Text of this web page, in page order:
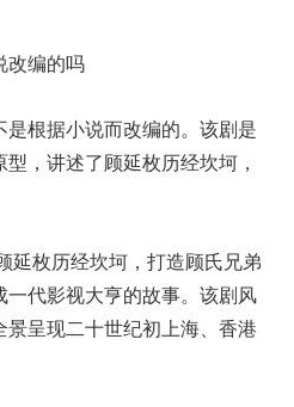
改编的吗
是根据小说而改编的。该剧是
，讲述了顾延枚历经坎坷，
延枚历经坎坷，打造顾氏兄弟
一代影视大亨的故事。该剧风
呈现二十世纪初上海、香港